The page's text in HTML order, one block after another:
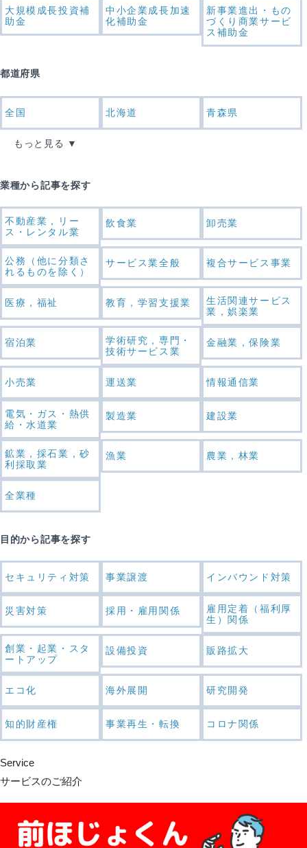
大規模成長投資補
助金
中小企業成長加速
化補助金
新事業進出・もの
づくり商業サービ
ス補助金
都道府県
全国 北海道 青森県
もっと見る
業種から記事を探す
不動産業，リー
ス・レンタル業
飲食業 卸売業
公務（他に分類さ
れるものを除く）
サービス業全般 複合サービス事業
医療，福祉 教育，学習支援業
生活関連サービス
業，娯楽業
宿泊業
学術研究，専門・
技術サービス業
金融業，保険業
小売業 運送業 情報通信業
電気・ガス・熱供
給・水道業
製造業 建設業
鉱業，採石業，砂
利採取業
漁業 農業，林業
全業種
目的から記事を探す
セキュリティ対策 事業譲渡 インバウンド対策
災害対策 採用・雇用関係
雇用定着（福利厚
生）関係
創業・起業・スタ
ートアップ
設備投資 販路拡大
エコ化 海外展開 研究開発
知的財産権 事業再生・転換 コロナ関係
Service
サービスのご紹介